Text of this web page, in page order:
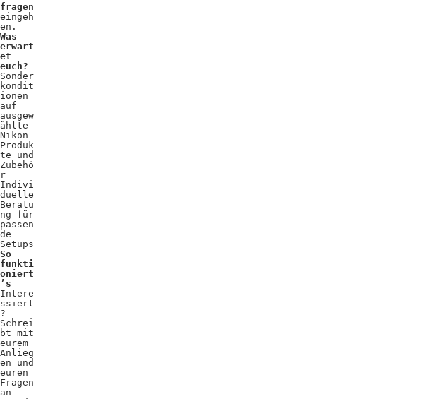
fragen
eingeh
en.
Was
erwart
et
euch?
Sonder
kondit
ionen
auf
ausgew
ählte
Nikon
Produk
te und
Zubehö
r
Indivi
duelle
Beratu
ng für
passen
de
Setups
So
funkti
oniert
’s
Intere
ssiert
?
Schrei
bt mit
eurem
Anlieg
en und
euren
Fragen
an